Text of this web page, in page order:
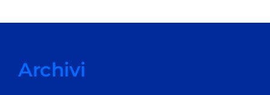
Archivi